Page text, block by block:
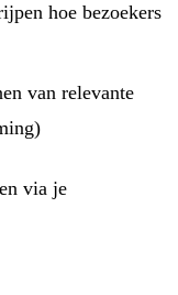
hoe bezoekers
van relevante
via je